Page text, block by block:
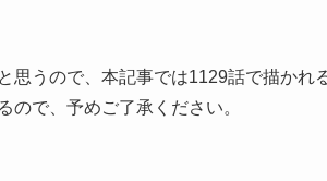
思うので、本記事では1129話で描か
ので、予めご了承ください。